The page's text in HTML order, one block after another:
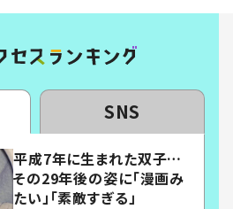
SNS
平成7年に生まれた双子…
その29年後の姿に「漫画み
たい」「素敵すぎる」